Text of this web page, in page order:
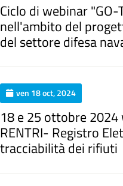
Ciclo di webinar
nell'ambito del
del settore difesa
ven 18 oct, 2024
18 e 25 ottobre
RENTRI- Registro
tracciabilità dei rifiuti